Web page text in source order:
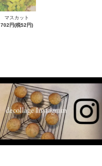
マスカット
702円(税52円)